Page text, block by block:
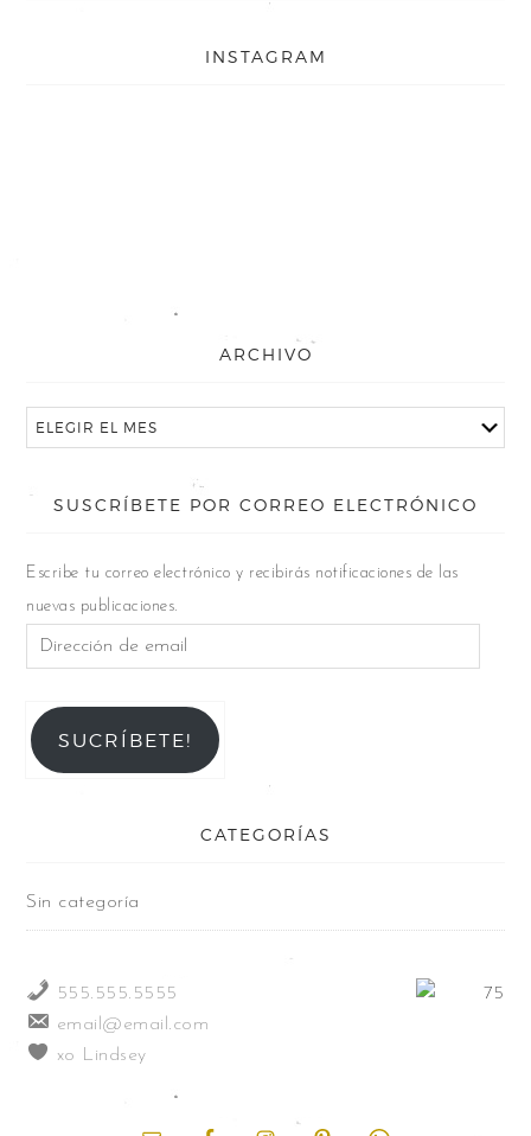
INSTAGRAM
ARCHIVO
SUSCRÍBETE POR CORREO ELECTRÓNICO
Escribe tu correo electrónico y recibirás notificaciones de las
nuevas publicaciones.
SUCRÍBETE!
CATEGORÍAS
Sin categoría
555.555.5555
email@email.com
xo Lindsey